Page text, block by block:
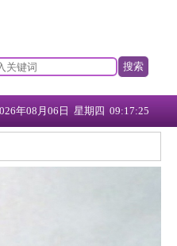
搜索
年08月06日 星期四 09:17:26